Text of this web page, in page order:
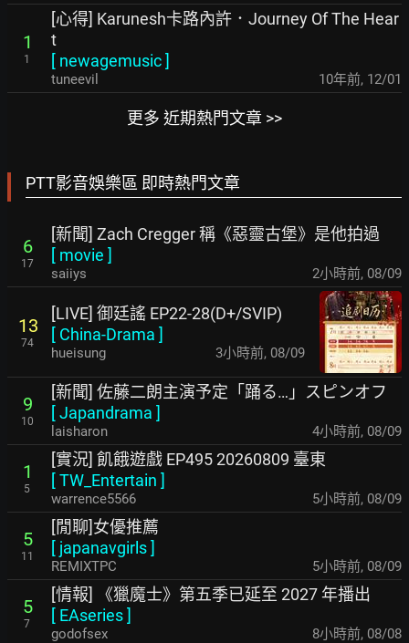
1
1
[心得] Karunesh卡路內許．Journey Of The Hear
t
[ newagemusic]
tuneevil 10年前, 12/01
更多 近期熱門文章 >>
PTT影音娛樂區 即時熱門文章
6
17
[新聞] Zach Cregger 稱《惡靈古堡》是他拍過
[ movie ]
saiiys 2小時前, 08/09
13
74
[LIVE] 御廷謠 EP22-28(D+/SVIP)
[ China-Drama ]
hueisung 3小時前, 08/09
9
10
[新聞] 佐藤二朗主演予定「踊る…」スピンオフ
[Japandrama ]
laisharon 4小時前, 08/09
1
5
[實況] 飢餓遊戲 EP495 20260809 臺東
[TW_Entertain ]
warrence5566 5小時前, 08/09
5
11
[閒聊]女優推薦
[ japanavgirls]
REMIXTPC 5小時前, 08/09
5
7
[情報] 《獵魔士》第五季已延至 2027 年播出
[ EAseries]
godofsex 8小時前, 08/08